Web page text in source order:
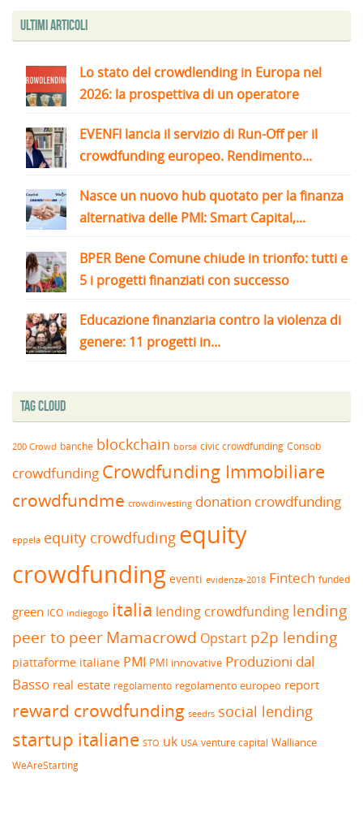
Ultimi articoli
Lo stato del crowdlending in Europa nel
2026: la prospettiva di un operatore
EVENFI lancia il servizio di Run-Off per il
crowdfunding europeo. Rendimento...
Nasce un nuovo hub quotato per la finanza
alternativa delle PMI: Smart Capital,...
BPER Bene Comune chiude in trionfo: tutti e
5 i progetti finanziati con successo
Educazione finanziaria contro la violenza di
genere: 11 progetti in...
Tag Cloud
200 Crowd banche blockchain borsa civic crowdfunding Consob
crowdfunding Crowdfunding Immobiliare
crowdfundme crowdinvesting donation crowdfunding
eppela equity crowdfuding equity
crowdfunding eventi evidenza-2018 Fintech funded
green ICO indiegogo italia lending crowdfunding lending
peer to peerMamacrowd Opstart p2p lending
piattaforme italiane PMI PMI innovative Produzioni dal
Basso real estate regolamento regolamento europeo report
reward crowdfunding seedrs social lending
startup italiane STO uk USA venture capital Walliance
WeAreStarting